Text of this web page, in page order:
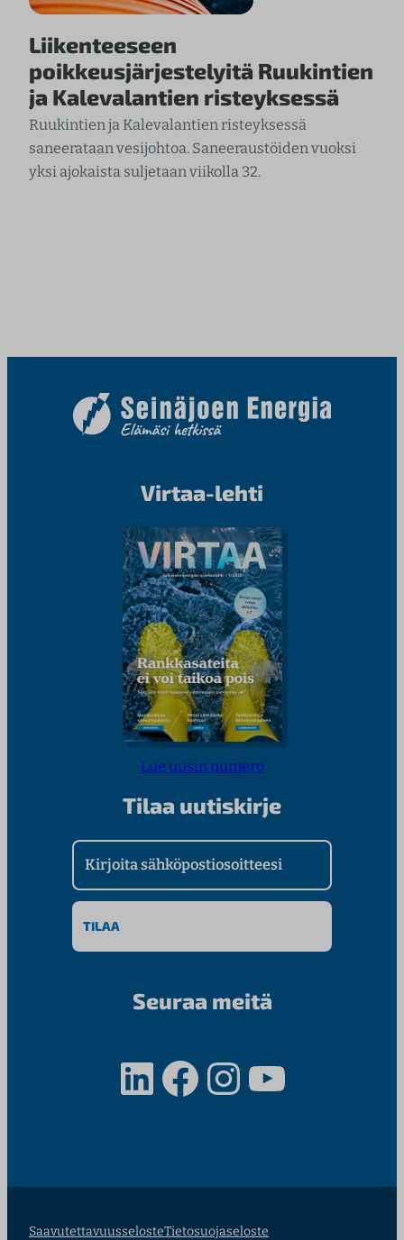
Liikenteeseen
poikkeusjärjestelyitä Ruukintien
ja Kalevalantien risteyksessä
Ruukintien ja Kalevalantien risteyksessä
saneerataan vesijohtoa. Saneeraustöiden vuoksi
yksi ajokaista suljetaan viikolla 32.
Virtaa-lehti
Lue uusin numero
Tilaa uutiskirje
Kirjoita sähköpostiosoitteesi
Seuraa meitä
LinkedIn Facebook InstagramYouTube
SaavutettavuusselosteTietosuojaseloste